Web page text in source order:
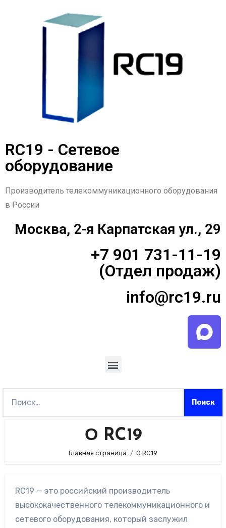
RC19 - Сетевое
оборудование
Производитель телекоммуникационного оборудования
в России
Москва, 2-я Карпатская ул., 29
+7 901 731-11-19
(Отдел продаж)
info@rc19.ru
О RC19
Главная страница О RC19
RC19 — это российский производитель
высококачественного телекоммуникационного и
сетевого оборудования, который заслужил